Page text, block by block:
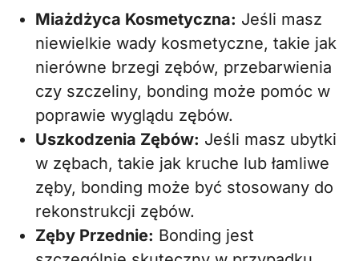
Miażdżyca Kosmetyczna: Jeśli masz
niewielkie wady kosmetyczne, takie jak
nierówne brzegi zębów, przebarwienia
czy szczeliny, bonding może pomóc w
poprawie wyglądu zębów.
Uszkodzenia Zębów: Jeśli masz ubytki
w zębach, takie jak kruche lub łamliwe
zęby, bonding może być stosowany do
rekonstrukcji zębów.
Zęby Przednie: Bonding jest